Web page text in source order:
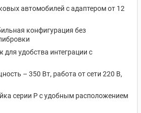
автомобилей с адаптером от 12
конфигурация без
удобства интеграции с
– 350 Вт, работа от сети 220 В,
серии P с удобным расположением